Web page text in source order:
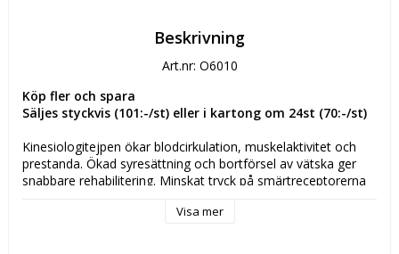
Beskrivning
Art.nr: O6010
Köp fler och spara
Säljes styckvis (101:-/st) eller i kartong om 24st (70:-/st)
Kinesiologitejpen ökar blodcirkulation, muskelaktivitet och
prestanda. Ökad syresättning och bortförsel av vätska ger
snabbare rehabilitering. Minskat tryck på smärtreceptorerna
förklaras av dess elasticitet och vågmönster. Hudvänlig,
Visa mer